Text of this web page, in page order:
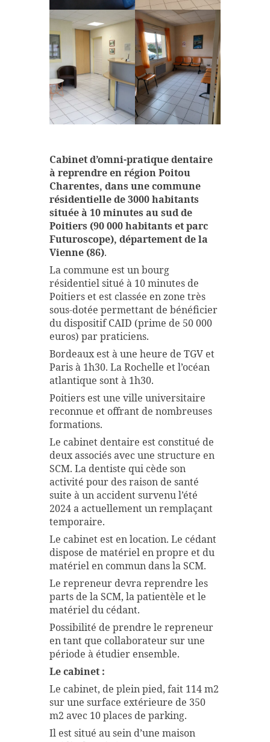
Cabinet d’omni-pratique dentaire
à reprendre en région Poitou
Charentes, dans une commune
résidentielle de 3000 habitants
située à 10 minutes au sud de
Poitiers (90 000 habitants et parc
Futuroscope), département de la
Vienne (86).
La commune est un bourg
résidentiel situé à 10 minutes de
Poitiers et est classée en zone très
sous-dotée permettant de bénéficier
du dispositif CAID (prime de 50 000
euros) par praticiens.
Bordeaux est à une heure de TGV et
Paris à 1h30. La Rochelle et l’océan
atlantique sont à 1h30.
Poitiers est une ville universitaire
reconnue et offrant de nombreuses
formations.
Le cabinet dentaire est constitué de
deux associés avec une structure en
SCM. La dentiste qui cède son
activité pour des raison de santé
suite à un accident survenu l’été
2024 a actuellement un remplaçant
temporaire.
Le cabinet est en location. Le cédant
dispose de matériel en propre et du
matériel en commun dans la SCM.
Le repreneur devra reprendre les
parts de la SCM, la patientèle et le
matériel du cédant.
Possibilité de prendre le repreneur
en tant que collaborateur sur une
période à étudier ensemble.
Le cabinet :
Le cabinet, de plein pied, fait 114 m2
sur une surface extérieure de 350
m2 avec 10 places de parking.
Il est situé au sein d’une maison